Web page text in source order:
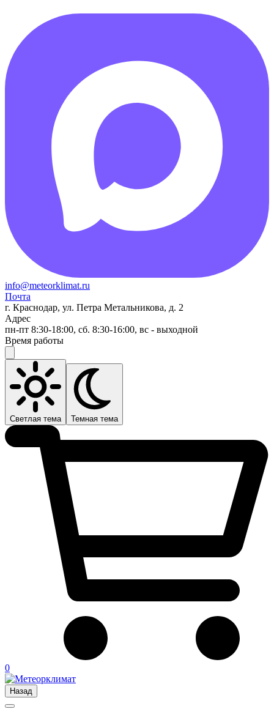
info@meteorklimat.ru
Почта
г. Краснодар, ул. Петра Метальникова, д. 2
Адрес
пн-пт 8:30-18:00, сб. 8:30-16:00, вс - выходной
Время работы
Светлая тема Темная тема
0
Назад